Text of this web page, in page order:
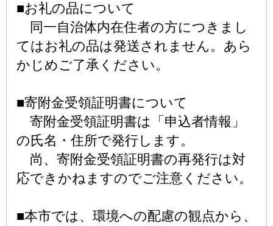
■お礼の品について
同一自治体内在住者の方につきまし
てはお礼の品は発送されません。あら
かじめご了承ください。
■寄附金受領証明書について
寄附金受領証明書は「申込者情報」
の氏名・住所で発行します。
尚、寄附金受領証明書の再発行は対
応できかねますのでご注意ください。
■本市では、環境への配慮の観点から、